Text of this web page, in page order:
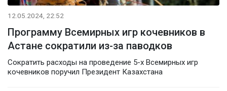
12.05.2024, 22:52
Программу Всемирных игр кочевников в
Астане сократили из-за паводков
Сократить расходы на проведение 5-х Всемирных игр
кочевников поручил Президент Казахстана